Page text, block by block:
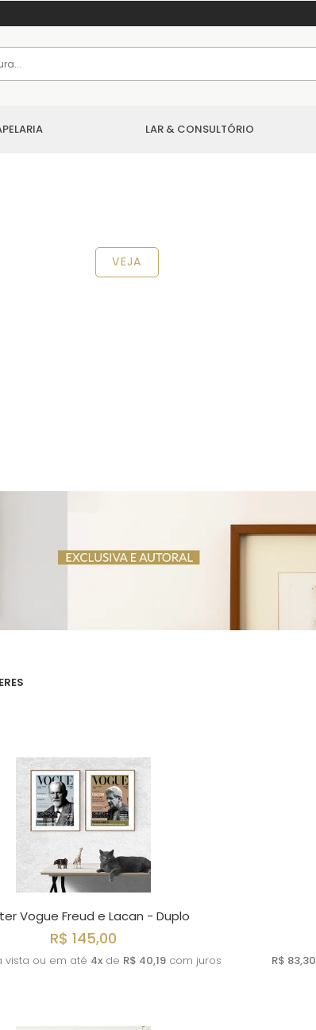
LAR & CONSULTÓRIO
VEJA
Vogue Freud e Lacan - Duplo
R$ 145,00
vista ou em até 4x de R$ 40,19 com juros R$ 83,30